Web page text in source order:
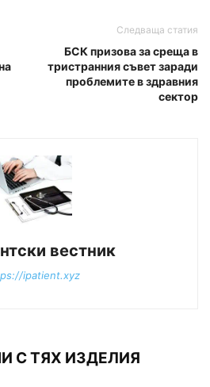
Следваща статия
БСК призова за среща в
тристранния съвет заради
проблемите в здравния
сектор
вестник
ipatient.xyz
С ТЯХ ИЗДЕЛИЯ